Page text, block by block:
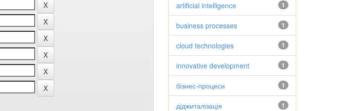
1
artificial intelligence
1
business processes
1
cloud technologies
1
innovative development
1
бізнес-процеси
1
діджиталізація